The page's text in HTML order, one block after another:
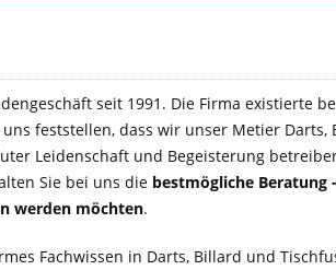
seit 1991. Die Firma existierte
feststellen, dass wir unser Metier Darts,
Leidenschaft und Begeisterung
Sie bei uns die bestmögliche Beratung
werden möchten.
Fachwissen in Darts, Billard und